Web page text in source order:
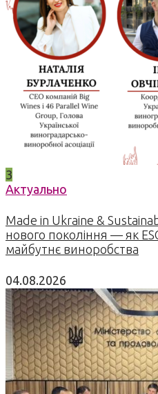
3
Актуально
Made in Ukraine &
нового покоління — як
майбутнє виноробства
04.08.2026